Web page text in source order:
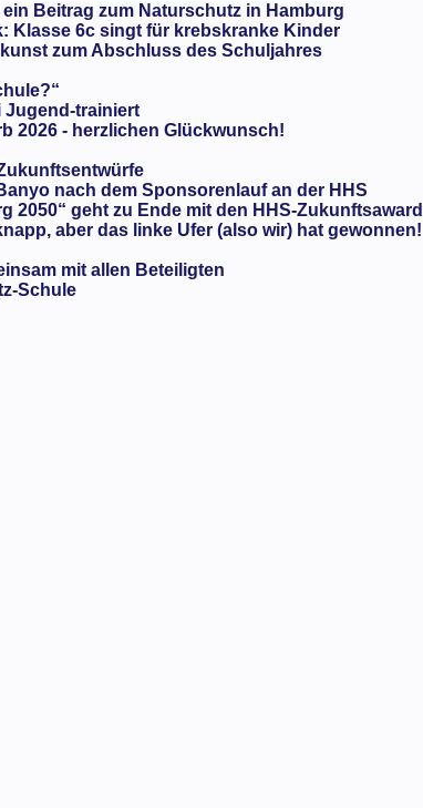
Beitrag zum Naturschutz in Hamburg
Klasse 6c singt für krebskranke Kinder
zum Abschluss des Schuljahres
Jugend-trainiert
2026 - herzlichen Glückwunsch!
nach dem Sponsorenlauf an der HHS
2050“ geht zu Ende mit den HHS-
aber das linke Ufer (also wir) hat gewonnen!
mit allen Beteiligten
Schule